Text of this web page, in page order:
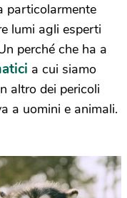
particolarmente
lumi agli esperti
perché che ha a
a cui siamo
altro dei pericoli
a uomini e animali.